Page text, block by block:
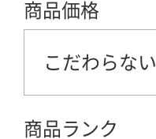
商品価格
こだわらない
商品ランク